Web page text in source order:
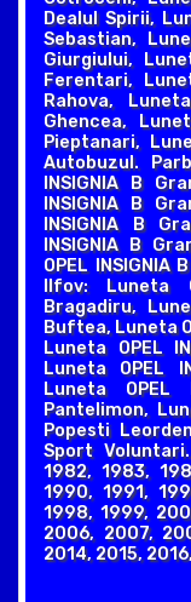
Dealul Spirii,
Sebastian,
Giurgiului,
Ferentari,
Rahova,
Ghencea,
Pieptanari,
Autobuzul.
INSIGNIA B
INSIGNIA B
INSIGNIA B
INSIGNIA B
OPEL
Ilfov: Luneta
Bragadiru,
Buftea, Luneta
Luneta OPEL
Luneta OPEL
Luneta OPEL
Pantelimon,
Popesti
Sport
1982, 1983,
1990, 1991,
1998, 1999,
2006, 2007,
2014, 2015,